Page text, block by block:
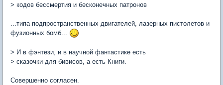
> кодов бессмертия и бесконечных патронов
...типа подпространственных двигателей, лазерных пистолетов и
фузионных бомб...
> И в фэнтези, и в научной фантастике есть
> сказочки для бивисов, а есть Книги.
Совершенно согласен.